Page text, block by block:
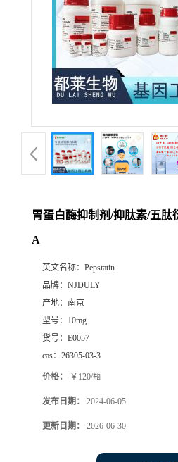
胃蛋白酶抑制剂/抑肽素/五肽
A
英文名称： Pepstatin
品牌： NJDULY
产地： 南京
型号： 10mg
货号： E0057
cas： 26305-03-3
价格： ￥120/瓶
发布日期： 2024-06-05
更新日期： 2026-06-30